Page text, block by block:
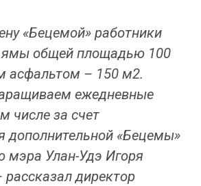
«Бецемой» работники
общей площадью 100
асфальтом – 150 м2.
ежедневные
числе за счет
дополнительной «Бецемы»
мэра Улан-Удэ Игоря
директор